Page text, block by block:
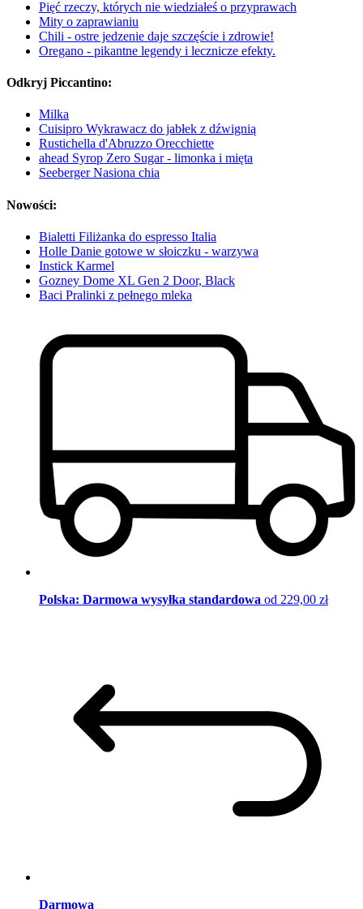
Pięć rzeczy, których nie wiedziałeś o przyprawach
Mity o zaprawianiu
Chili - ostre jedzenie daje szczęście i zdrowie!
Oregano - pikantne legendy i lecznicze efekty.
Odkryj Piccantino:
Milka
Cuisipro Wykrawacz do jabłek z dźwignią
Rustichella d'Abruzzo Orecchiette
ahead Syrop Zero Sugar - limonka i mięta
Seeberger Nasiona chia
Nowości:
Bialetti Filiżanka do espresso Italia
Holle Danie gotowe w słoiczku - warzywa
Instick Karmel
Gozney Dome XL Gen 2 Door, Black
Baci Pralinki z pełnego mleka
Polska: Darmowa wysyłka standardowa od 229,00 zł
Darmowa